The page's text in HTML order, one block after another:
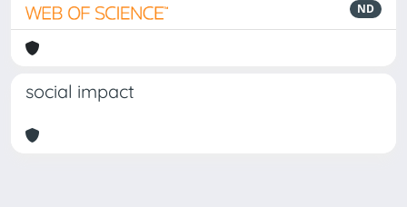
ND
social impact